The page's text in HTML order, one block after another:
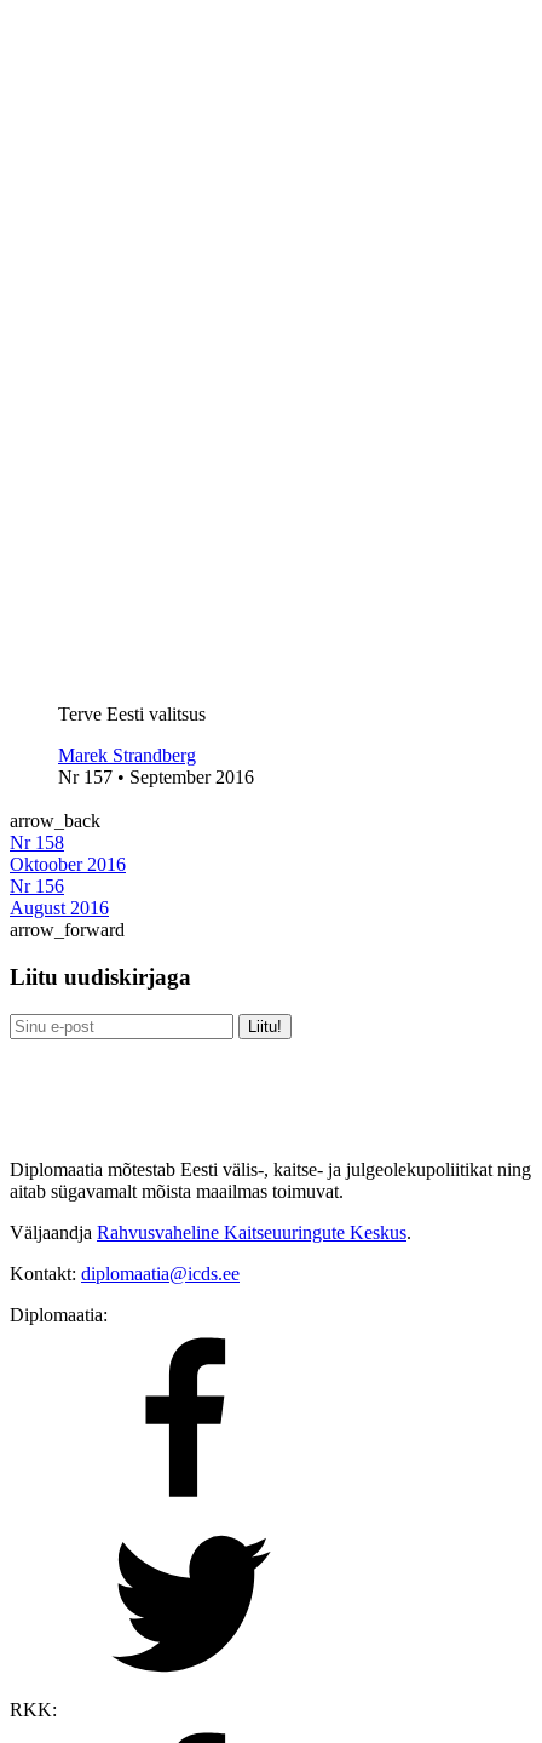
Terve Eesti valitsus
Marek Strandberg
Nr 157 • September 2016
arrow_back
Nr 158
Oktoober 2016
Nr 156
August 2016
arrow_forward
Liitu uudiskirjaga
Diplomaatia mõtestab Eesti välis-, kaitse- ja julgeolekupoliitikat ning
aitab sügavamalt mõista maailmas toimuvat.
Väljaandja Rahvusvaheline Kaitseuuringute Keskus.
Kontakt: diplomaatia@icds.ee
Diplomaatia:
RKK: